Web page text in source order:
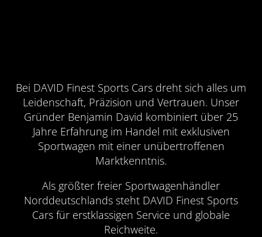
Bei DAVID Finest Sports Cars dreht sich alles um
Leidenschaft, Präzision und Vertrauen. Unser
Gründer Benjamin David kombiniert über 25
Jahre Erfahrung im Handel mit exklusiven
Sportwagen mit einer unübertroffenen
Marktkenntnis.
Als größter freier Sportwagenhändler
Norddeutschlands steht DAVID Finest Sports
Cars für erstklassigen Service und globale
Reichweite.